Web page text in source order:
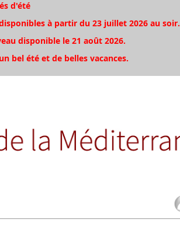
d'été
à partir du 23 juillet 2026 au soir.
disponible le 21 août 2026.
bel été et de belles vacances.